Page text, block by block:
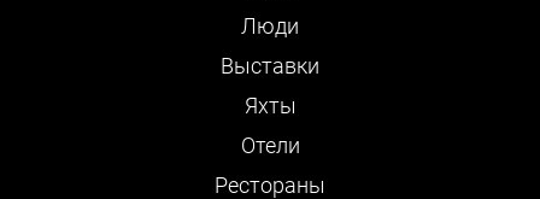
Люди
Выставки
Яхты
Отели
Рестораны